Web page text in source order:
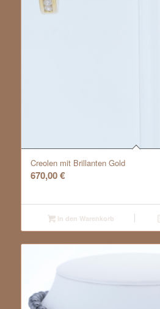
Creolen mit Brillanten Gold
670,00€
In den Warenkorb